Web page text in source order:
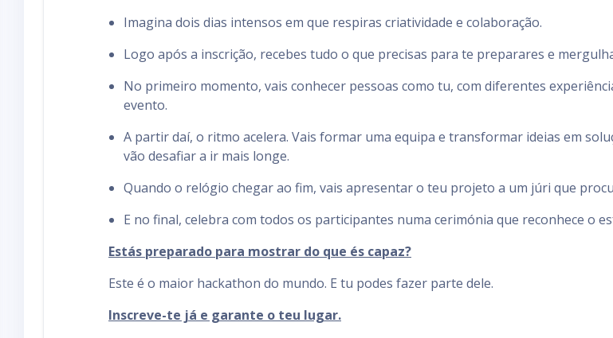
Imagina dois dias intensos em que respiras criatividade e colaboração.
Logo após a inscrição, recebes tudo o que precisas para te preparares e
No primeiro momento, vais conhecer pessoas como tu, com diferentes
evento.
A partir daí, o ritmo acelera. Vais formar uma equipa e transformar ideias em
vão desafiar a ir mais longe.
Quando o relógio chegar ao fim, vais apresentar o teu projeto a um júri que
E no final, celebra com todos os participantes numa cerimónia que reconhece o
Estás preparado para mostrar do que és capaz?
Este é o maior hackathon do mundo. E tu podes fazer parte dele.
Inscreve-te já e garante o teu lugar.